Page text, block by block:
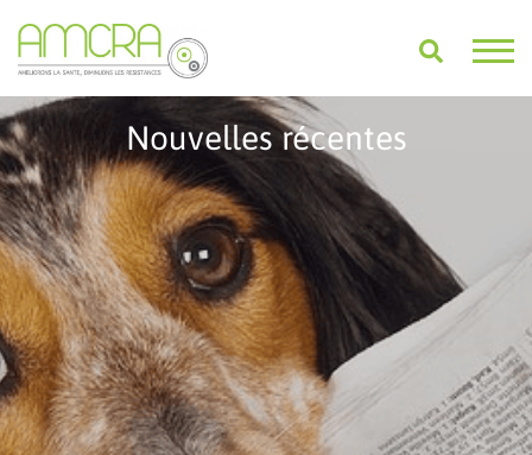
Nouvelles récentes